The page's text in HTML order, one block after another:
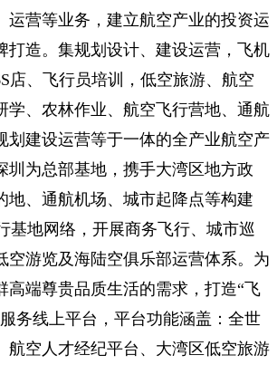
运营等业务，建立航空产业的投资运
打造。集规划设计、建设运营，飞机
店、飞行员培训，低空旅游、航空
学、农林作业、航空飞行营地、通航
划建设运营等于一体的全产业航空产
圳为总部基地，携手大湾区地方政
地、通航机场、城市起降点等构建
基地网络，开展商务飞行、城市巡
空游览及海陆空俱乐部运营体系。为
高端尊贵品质生活的需求，打造“飞
务线上平台，平台功能涵盖：全世
航空人才经纪平台、大湾区低空旅游